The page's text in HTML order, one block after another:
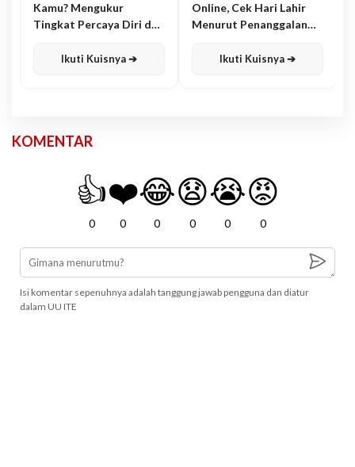
Kamu? Mengukur
Tingkat Percaya Diri dan
Ikuti Kuisnya ➔
Online, Cek Hari Lahir
Menurut Penanggalan
Ikuti Kuisnya ➔
KOMENTAR
👍
0
❤️
0
😂
0
😧
0
😭
0
😡
0
Isi komentar sepenuhnya adalah tanggung jawab pengguna dan diatur
dalam UU ITE